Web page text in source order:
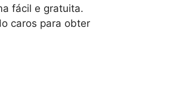
fácil e gratuita.
caros para obter